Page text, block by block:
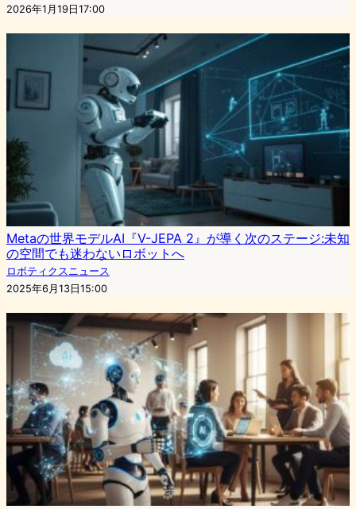
2026年1月19日17:00
Metaの世界モデルAI『V-JEPA 2』が導く次のステージ:未知
の空間でも迷わないロボットへ
ロボティクスニュース
2025年6月13日15:00